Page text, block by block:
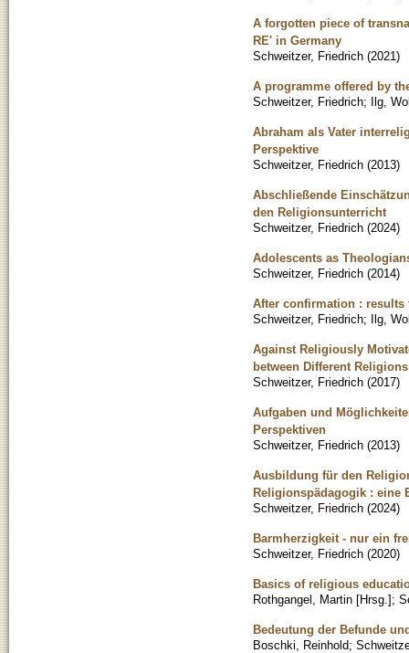
A forgotten piece of
RE' in Germany
Schweitzer, Friedrich (2021)
A programme offered by
Schweitzer, Friedrich; Ilg,
Abraham als Vater
Perspektive
Schweitzer, Friedrich (2013)
Abschließende
den Religionsunterricht
Schweitzer, Friedrich (2024)
Adolescents as
Schweitzer, Friedrich (2014)
After confirmation : results
Schweitzer, Friedrich; Ilg,
Against Religiously
between Different
Schweitzer, Friedrich (2017)
Aufgaben und
Perspektiven
Schweitzer, Friedrich (2013)
Ausbildung für den
Religionspädagogik : eine
Schweitzer, Friedrich (2024)
Barmherzigkeit - nur ein
Schweitzer, Friedrich (2020)
Basics of religious
Rothgangel, Martin [Hrsg.];
Bedeutung der Befunde
Boschki, Reinhold;